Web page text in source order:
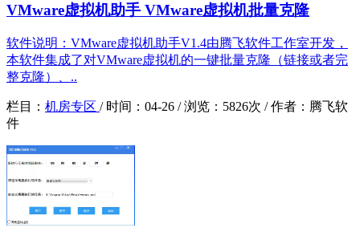
VMware虚拟机助手 VMware虚拟机批量克隆
软件说明：VMware虚拟机助手V1.4由腾飞软件工作室开发，
本软件集成了对VMware虚拟机的一键批量克隆（链接或者完
整克隆）、..
栏目： 机房专区 / 时间： 04-26 /浏览： 5826次 /作者： 腾飞软
件